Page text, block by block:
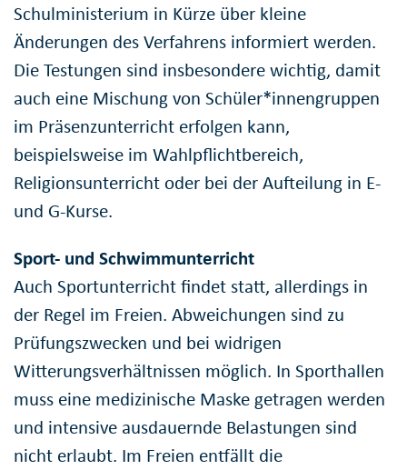
Schulministerium in Kürze über kleine
Änderungen des Verfahrens informiert werden.
Die Testungen sind insbesondere wichtig, damit
auch eine Mischung von Schüler*innengruppen
im Präsenzunterricht erfolgen kann,
beispielsweise im Wahlpflichtbereich,
Religionsunterricht oder bei der Aufteilung in E-
und G-Kurse.
Sport- und Schwimmunterricht
Auch Sportunterricht findet statt, allerdings in
der Regel im Freien. Abweichungen sind zu
Prüfungszwecken und bei widrigen
Witterungsverhältnissen möglich. In Sporthallen
muss eine medizinische Maske getragen werden
und intensive ausdauernde Belastungen sind
nicht erlaubt. Im Freien entfällt die